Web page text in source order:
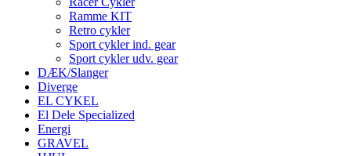
Ramme KIT
Retro cykler
Sport cykler ind. gear
Sport cykler udv. gear
DÆK/Slanger
Diverge
EL CYKEL
El Dele Specialized
Energi
GRAVEL